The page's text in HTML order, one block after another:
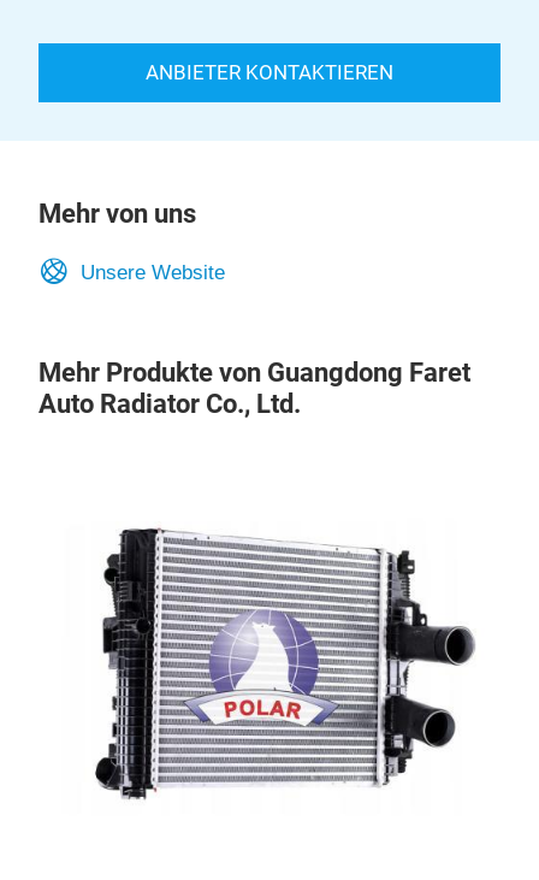
ANBIETER KONTAKTIEREN
Mehr von uns
Unsere Website
Mehr Produkte von Guangdong Faret
Auto Radiator Co., Ltd.